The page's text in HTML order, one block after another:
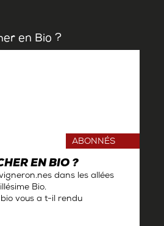
EN BIO ?
ABONNÉS
dans les allées
Bio.
vous a t-il rendu